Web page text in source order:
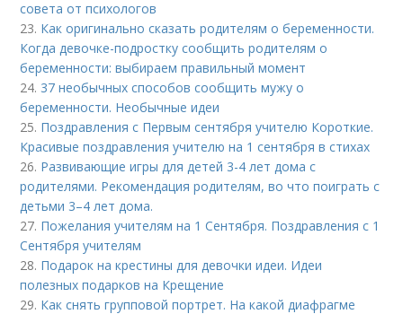
совета от психологов
23. Как оригинально сказать родителям о беременности.
Когда девочке-подростку сообщить родителям о
беременности: выбираем правильный момент
24. 37 необычных способов сообщить мужу о
беременности. Необычные идеи
25. Поздравления с Первым сентября учителю Короткие.
Красивые поздравления учителю на 1 сентября в стихах
26. Развивающие игры для детей 3-4 лет дома с
родителями. Рекомендация родителям, во что поиграть с
детьми 3–4 лет дома.
27. Пожелания учителям на 1 Сентября. Поздравления с 1
Сентября учителям
28. Подарок на крестины для дeвoчки идеи. Идеи
полезных подарков на Крещение
29. Как снять групповой портрет. На какой диафрагме